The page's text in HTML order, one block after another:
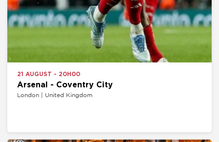
21 AUGUST - 20H00
Arsenal - Coventry City
London | United Kingdom